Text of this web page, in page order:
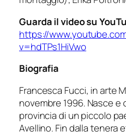
Guarda il video su
https://
v=hdTPs1HiVwo
Biografia
Francesca Fucci, in arte
novembre 1996. Nasce e
provincia di un piccolo
Avellino. Fin dalla tenera